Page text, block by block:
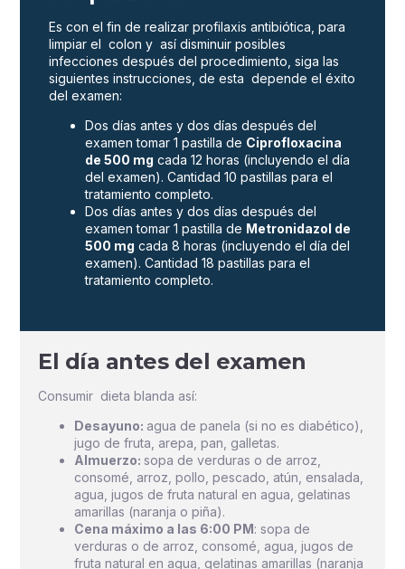
Es con el fin de realizar profilaxis antibiótica, para
limpiar el colon y así disminuir posibles
infecciones después del procedimiento, siga las
siguientes instrucciones, de esta depende el éxito
del examen:
Dos días antes y dos días después del
examen tomar 1 pastilla de Ciprofloxacina
de 500 mg cada 12 horas (incluyendo el día
del examen). Cantidad 10 pastillas para el
tratamiento completo.
Dos días antes y dos días después del
examen tomar 1 pastilla de Metronidazol de
500 mg cada 8 horas (incluyendo el día del
examen). Cantidad 18 pastillas para el
tratamiento completo.
El día antes del examen
Consumir dieta blanda así:
Desayuno: agua de panela (si no es diabético),
jugo de fruta, arepa, pan, galletas.
Almuerzo:sopa de verduras o de arroz,
consomé, arroz, pollo, pescado, atún, ensalada,
agua, jugos de fruta natural en agua, gelatinas
amarillas (naranja o piña).
Cena máximo a las 6:00 PM: sopa de
verduras o de arroz, consomé, agua, jugos de
fruta natural en agua, gelatinas amarillas (naranja